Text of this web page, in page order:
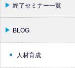
終了セミナー一覧
BLOG
人材育成